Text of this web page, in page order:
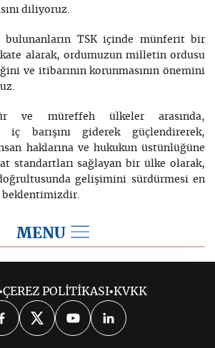
diliyoruz.
bulunanların TSK içinde münferit bir
alarak, ordumuzun milletin ordusu
ve itibarının korunmasının önemini
ve müreffeh ülkeler arasında,
iç barışını giderek güçlendirerek,
haklarına ve hukukun üstünlüğüne
standartları sağlayan bir ülke olarak,
gelişimini sürdürmesi en
beklentimizdir.
MENU
2025 2024
ÇEREZ POLİTİKASI•KVKK